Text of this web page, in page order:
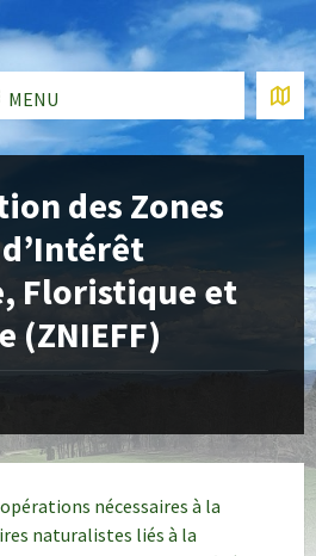
MENU
des Zones
Floristique et
(ZNIEFF)
nécessaires à la
naturalistes liés à la